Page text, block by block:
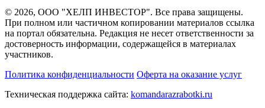
© 2026, ООО "ХЕЛП ИНВЕСТОР". Все права защищены.
При полном или частичном копировании материалов ссылка
на портал обязательна. Редакция не несет ответственности за
достоверность информации, содержащейся в материалах
участников.
Политика конфиденциальности Оферта на оказание услуг
Техническая поддержка сайта: komandarazrabotki.ru